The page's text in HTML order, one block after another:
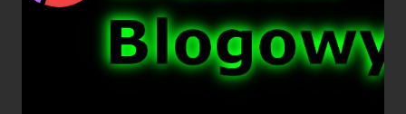
się irytujący i sprawia, że do rozgrywki wkrada się nuda i
monotonia. Jak to z tymi horrorami bywa? W ostatnich
latach najbardziej zawiodłem się na dylogii Layers of Fear.
Klimat szybko siadał, a rozgrywka stawała się powtarzalna i